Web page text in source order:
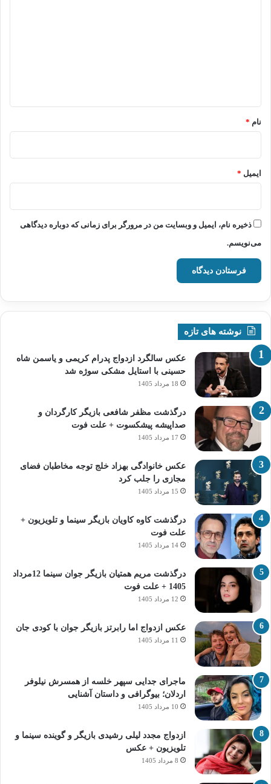
نام *
ایمیل *
ذخیره نام، ایمیل و وبسایت من در مرورگر برای زمانی که دوباره دیدگاهی
می‌نویسم.
نوشته های تازه
عکس سالگرد ازدواج پدرام کریمی و یاسمن شاه‌
حسینی با استایل مشکی سوژه شد
18 مرداد 1405
درگذشت مظفر شافعی بازیگر کارگردان و
صداپیشه پیشکسوت + علت فوت
17 مرداد 1405
عکس خانوادگی بهزاد خلج توجه مخاطبان فضای
مجازی را جلب کرد
15 مرداد 1405
درگذشت کاوه کاویان بازیگر سینما و تلویزیون +
علت فوت
14 مرداد 1405
درگذشت مریم همتیان بازیگر جوان سینما 12مرداد
1405 + علت فوت
12 مرداد 1405
عکس ازدواج اما رابرتز بازیگر جوان با کودی جان
11 مرداد 1405
ماجرای جدایی سپهر خلسه از همسرش نیلوفر
اردلان؛ بیوگرافی و داستان آشنایی
10 مرداد 1405
ازدواج مجدد لیلی رشیدی بازیگر و گوینده سینما و
تلویزیون + عکس
8 مرداد 1405